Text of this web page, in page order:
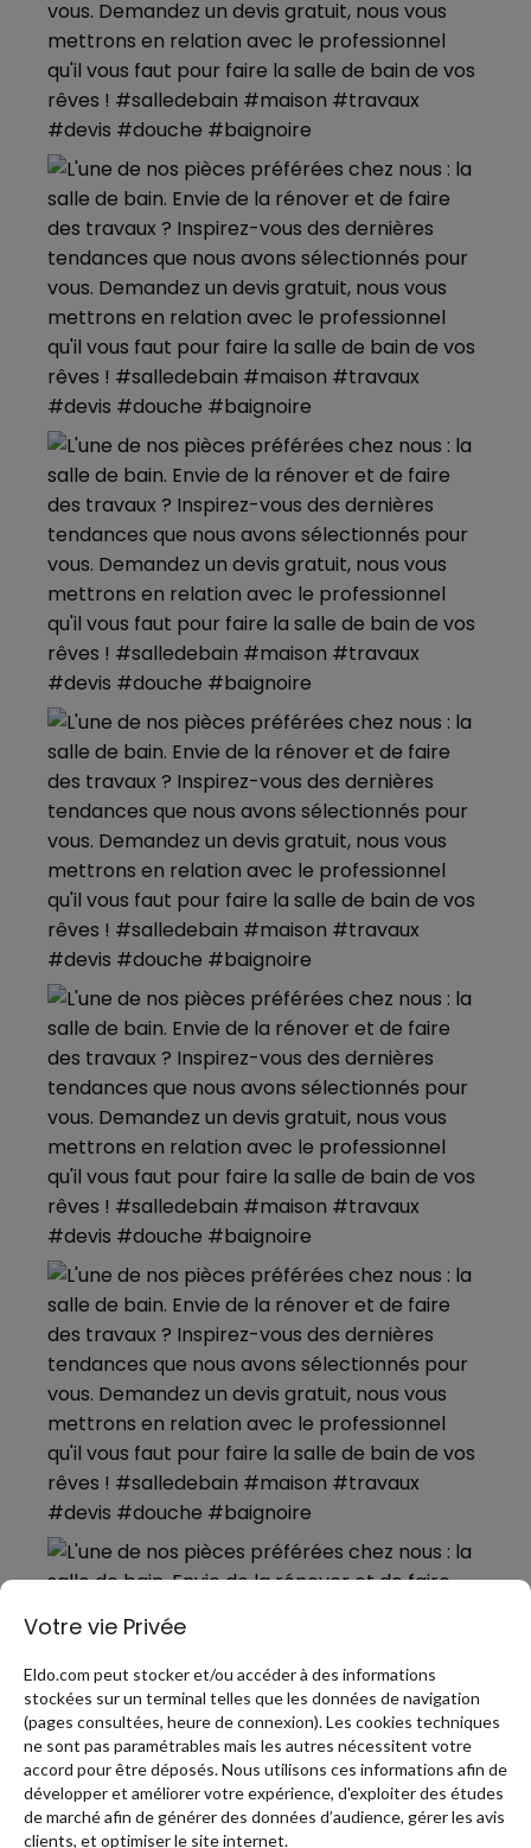
PLUS DE PINS
Votre vie Privée
Eldo.com peut stocker et/ou accéder à des informations
stockées sur un terminal telles que les données de navigation
(pages consultées, heure de connexion). Les cookies techniques
ne sont pas paramétrables mais les autres nécessitent votre
accord pour être déposés. Nous utilisons ces informations afin de
développer et améliorer votre expérience, d'exploiter des études
de marché afin de générer des données d’audience, gérer les avis
clients, et optimiser le site internet.